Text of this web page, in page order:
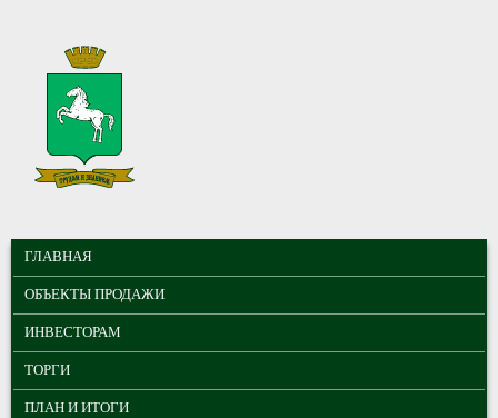
МУНИЦИПАЛЬНЫЕ
ТОРГИ ГОРОДА
ТОМСКА
ГЛАВНОЕ МЕНЮ
ГЛАВНАЯ
ОБЪЕКТЫ ПРОДАЖИ
ИНВЕСТОРАМ
ТОРГИ
ПЛАН И ИТОГИ